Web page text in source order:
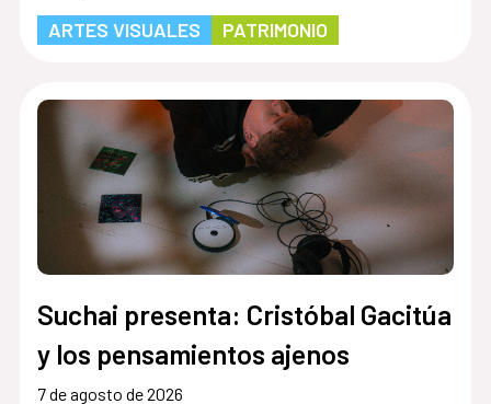
ARTES VISUALES PATRIMONIO
Suchai presenta: Cristóbal Gacitúa
y los pensamientos ajenos
7 de agosto de 2026